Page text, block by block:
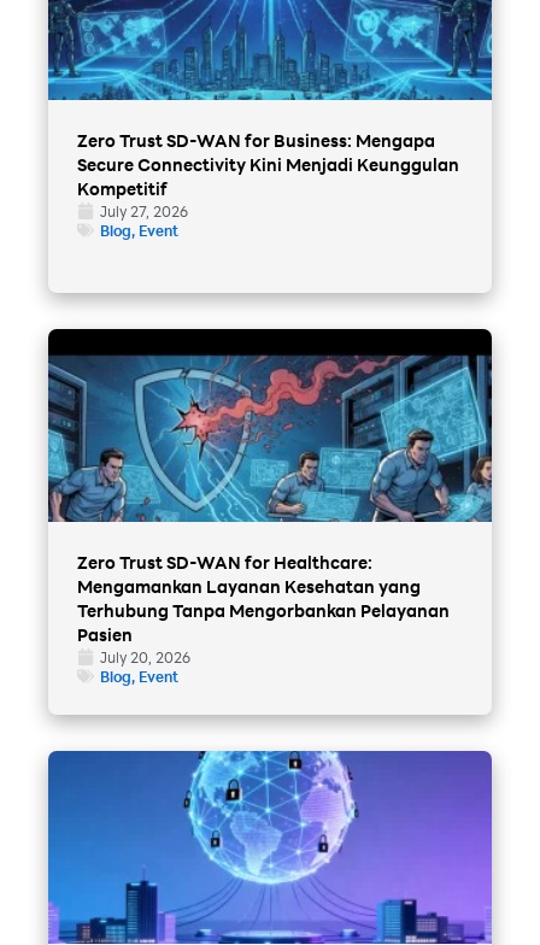
Zero Trust SD-WAN for Business: Mengapa
Secure Connectivity Kini Menjadi Keunggulan
Kompetitif
July 27, 2026
Blog, Event
Zero Trust SD-WAN for Healthcare:
Mengamankan Layanan Kesehatan yang
Terhubung Tanpa Mengorbankan Pelayanan
Pasien
July 20, 2026
Blog, Event